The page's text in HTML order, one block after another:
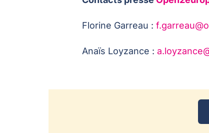
Florine Garreau :
Anaïs Loyzance :